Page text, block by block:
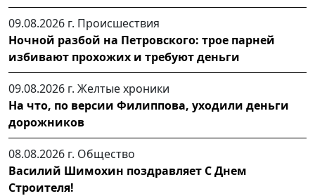
09.08.2026 г. Происшествия
Ночной разбой на Петровского: трое парней
избивают прохожих и требуют деньги
09.08.2026 г. Желтые хроники
На что, по версии Филиппова, уходили деньги
дорожников
08.08.2026 г. Общество
Василий Шимохин поздравляет С Днем
Строителя!